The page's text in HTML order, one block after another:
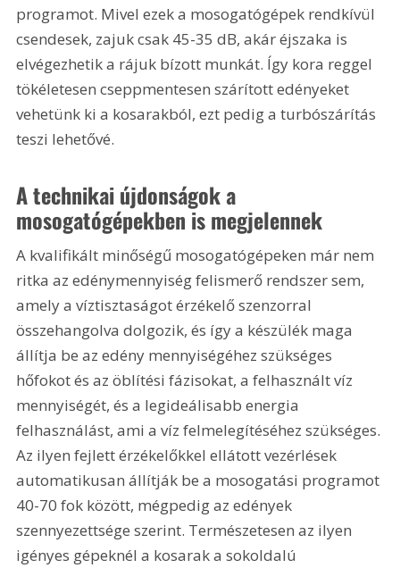
programot. Mivel ezek a mosogatógépek rendkívül
csendesek, zajuk csak 45-35 dB, akár éjszaka is
elvégezhetik a rájuk bízott munkát. Így kora reggel
tökéletesen cseppmentesen szárított edényeket
vehetünk ki a kosarakból, ezt pedig a turbószárítás
teszi lehetővé.
A technikai újdonságok a
mosogatógépekben is megjelennek
A kvalifikált minőségű mosogatógépeken már nem
ritka az edénymennyiség felismerő rendszer sem,
amely a víztisztaságot érzékelő szenzorral
összehangolva dolgozik, és így a készülék maga
állítja be az edény mennyiségéhez szükséges
hőfokot és az öblítési fázisokat, a felhasznált víz
mennyiségét, és a legideálisabb energia
felhasználást, ami a víz felmelegítéséhez szükséges.
Az ilyen fejlett érzékelőkkel ellátott vezérlések
automatikusan állítják be a mosogatási programot
40-70 fok között, mégpedig az edények
szennyezettsége szerint. Természetesen az ilyen
igényes gépeknél a kosarak a sokoldalú